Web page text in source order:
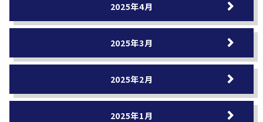
2025年4月
2025年3月
2025年2月
2025年1月